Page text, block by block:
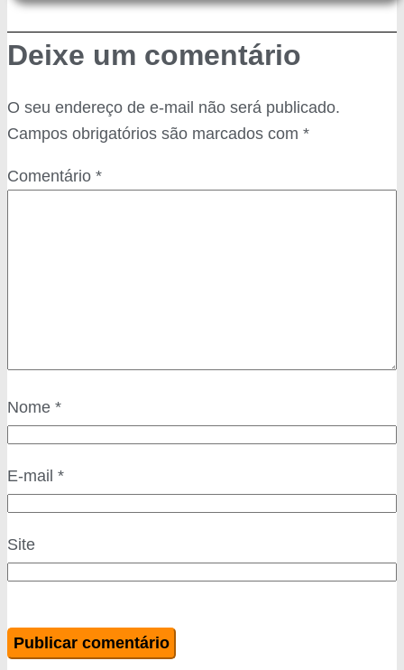
Deixe um comentário
O seu endereço de e-mail não será publicado.
Campos obrigatórios são marcados com *
Comentário *
Nome *
E-mail *
Site